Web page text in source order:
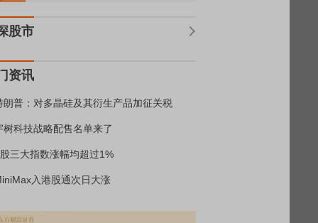
股市
资讯
朗普：对多晶硅及其衍生产品加征关税
树科技战略配售名单来了
三大指数涨幅均超过1%
入港股通次日大涨